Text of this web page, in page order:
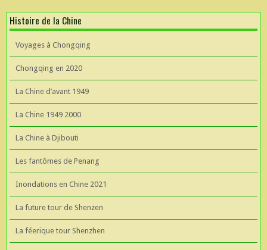
Histoire de la Chine
Voyages à Chongqing
Chongqing en 2020
La Chine d’avant 1949
La Chine 1949 2000
La Chine à Djibouti
Les fantômes de Penang
Inondations en Chine 2021
La future tour de Shenzen
La féerique tour Shenzhen